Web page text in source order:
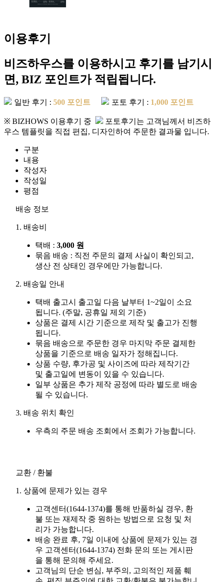
이용후기
비즈하우스를 이용하시고 후기를 남기시
면, BIZ 포인트가 적립됩니다.
일반 후기 : 500 포인트 포토 후기 : 1,000 포인트
※ BIZHOWS 이용후기 중
포토후기는 고객님께서 비즈하
우스 템플릿을 직접 편집, 디자인하여 주문한 결과물 입니다.
구분
내용
작성자
작성일
평점
배송 정보
1. 배송비
택배 : 3,000 원
묶음 배송 : 직전 주문의 결제 사실이 확인되고,
생산 전 상태인 경우에만 가능합니다.
2. 배송일 안내
택배 출고시 출고일 다음 날부터 1~2일이 소요
됩니다. (주말, 공휴일 제외 기준)
상품은 결제 시간 기준으로 제작 및 출고가 진행
됩니다.
묶음 배송으로 주문한 경우 마지막 주문 결제한
상품을 기준으로 배송 일자가 정해집니다.
상품 수량, 후가공 및 사이즈에 따라 제작기간
및 출고일에 변동이 있을 수 있습니다.
일부 상품은 추가 제작 공정에 따라 별도로 배송
될 수 있습니다.
3. 배송 위치 확인
우측의 주문 배송 조회에서 조회가 가능합니다.
교환 / 환불
1. 상품에 문제가 있는 경우
고객센터(1644-1374)를 통해 반품하실 경우, 환
불 또는 재제작 중 원하는 방법으로 요청 및 처
리가 가능합니다.
배송 완료 후, 7일 이내에 상품에 문제가 있는 경
우 고객센터(1644-1374) 전화 문의 또는 게시판
을 통해 문의해 주세요.
고객님의 단순 변심, 부주의, 고의적인 제품 훼